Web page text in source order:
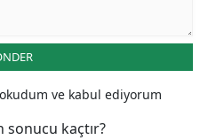
okudum ve kabul ediyorum
sonucu kaçtır?